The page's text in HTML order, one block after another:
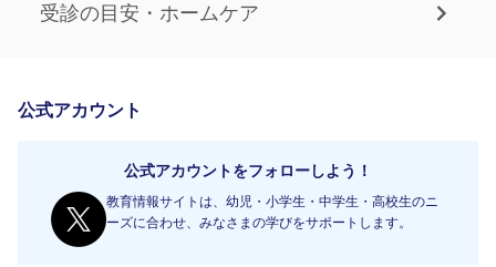
受診の目安・ホームケア
公式アカウント
公式アカウントをフォローしよう！
教育情報サイトは、幼児・小学生・中学生・高校生のニ
ーズに合わせ、みなさまの学びをサポートします。